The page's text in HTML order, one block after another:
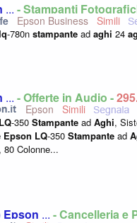
... - Stampanti
Epson Business
-780n stampante ad aghi 24
... - Offerte in Audio -
Epson
LQ-350 Stampante ad Aghi,
Epson LQ-350 Stampante ad
80 Colonne...
Epson ... - Cancelleria e